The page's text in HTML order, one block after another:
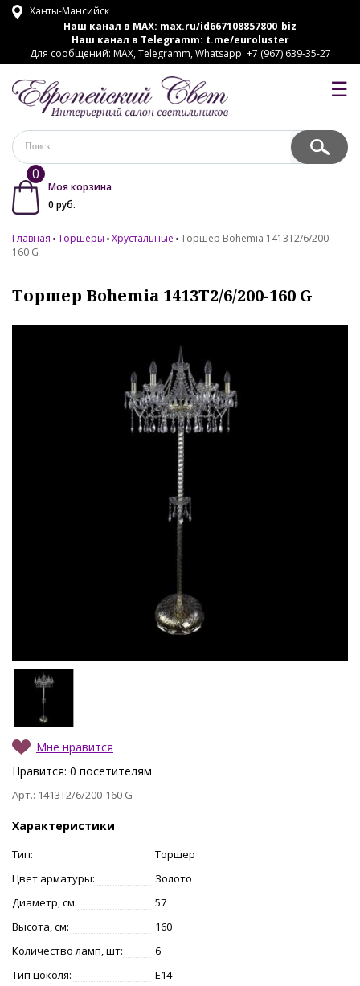
Ханты-Мансийск
Наш канал в MAX: max.ru/id667108857800_biz
Наш канал в Telegramm: t.me/euroluster
Для сообщений: MAX, Telegramm, Whatsapp: +7 (967) 639-35-27
☰
0
Моя корзина
0 руб.
Главная Торшеры Хрустальные Торшер Bohemia 1413T2/6/200-
160 G
Торшер Bohemia 1413T2/6/200-160 G
Мне нравится
Нравится: 0 посетителям
Арт.: 1413T2/6/200-160 G
Характеристики
Тип:
Торшер
Цвет арматуры:
Золото
Диаметр, см:
57
Высота, см:
160
Количество ламп, шт:
6
Тип цоколя:
E14